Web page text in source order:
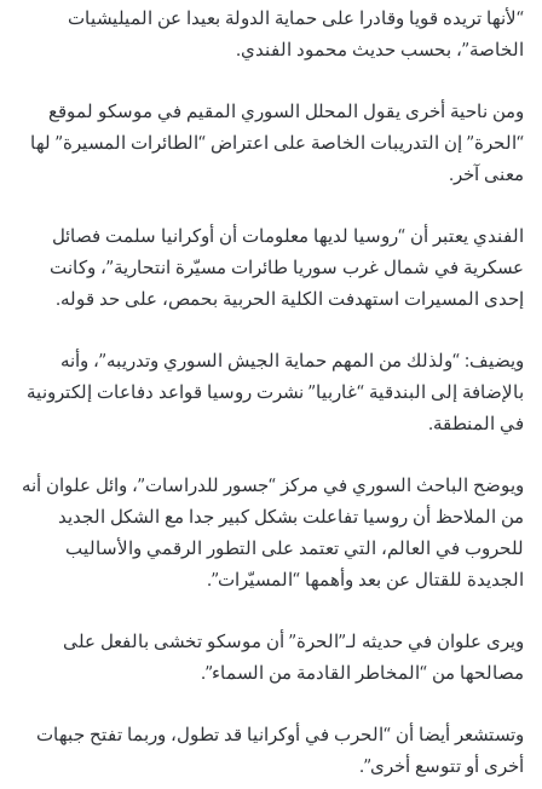
“لأنها تريده قويا وقادرا على حماية الدولة بعيدا عن الميليشيات
الخاصة”، بحسب حديث محمود الفندي.
ومن ناحية أخرى يقول المحلل السوري المقيم في موسكو لموقع
“الحرة” إن التدريبات الخاصة على اعتراض “الطائرات المسيرة” لها
معنى آخر.
الفندي يعتبر أن “روسيا لديها معلومات أن أوكرانيا سلمت فصائل
عسكرية في شمال غرب سوريا طائرات مسيّرة انتحارية”، وكانت
إحدى المسيرات استهدفت الكلية الحربية بحمص، على حد قوله.
ويضيف: “ولذلك من المهم حماية الجيش السوري وتدريبه”، وأنه
بالإضافة إلى البندقية “غاربيا” نشرت روسيا قواعد دفاعات إلكترونية
في المنطقة.
ويوضح الباحث السوري في مركز “جسور للدراسات”، وائل علوان أنه
من الملاحظ أن روسيا تفاعلت بشكل كبير جدا مع الشكل الجديد
للحروب في العالم، التي تعتمد على التطور الرقمي والأساليب
الجديدة للقتال عن بعد وأهمها “المسيّرات”.
ويرى علوان في حديثه لـ”الحرة” أن موسكو تخشى بالفعل على
مصالحها من “المخاطر القادمة من السماء”.
وتستشعر أيضا أن “الحرب في أوكرانيا قد تطول، وربما تفتح جبهات
أخرى أو تتوسع أخرى”.